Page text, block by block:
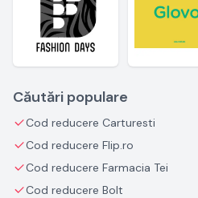
Căutări populare
Cod reducere Carturesti
Cod reducere Flip.ro
Cod reducere Farmacia Tei
Cod reducere Bolt